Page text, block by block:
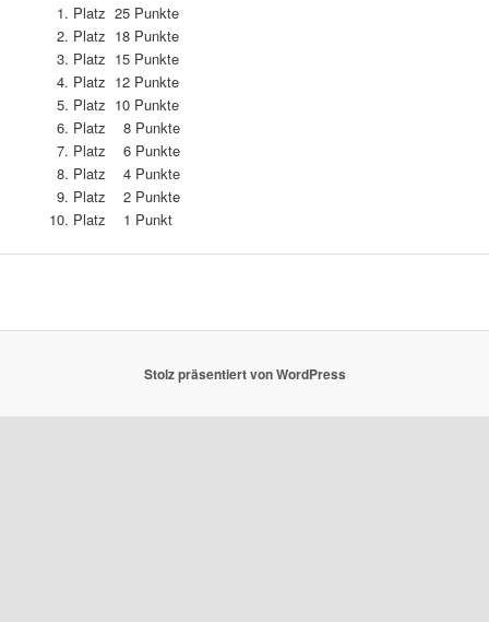
Platz 25 Punkte
Platz 18 Punkte
Platz 15 Punkte
Platz 12 Punkte
Platz 10 Punkte
Platz 8 Punkte
Platz 6 Punkte
Platz 4 Punkte
Platz 2 Punkte
Platz 1 Punkt
Stolz präsentiert von WordPress